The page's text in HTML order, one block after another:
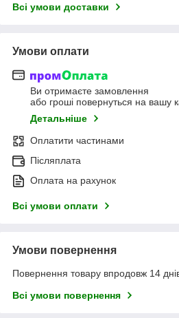
Всі умови доставки
Умови оплати
Ви отримаєте замовлення
або гроші повернуться на вашу
Детальніше
Оплатити частинами
Післяплата
Оплата на рахунок
Всі умови оплати
Умови повернення
Повернення товару впродовж 14
Всі умови повернення